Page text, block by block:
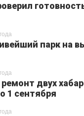
парк на
двух
1 сентября